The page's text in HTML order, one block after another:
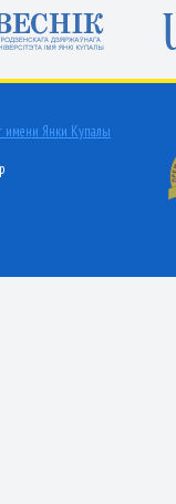
имени Янки Купалы